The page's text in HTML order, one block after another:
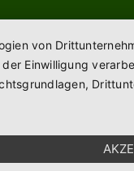
von
Einwilligung